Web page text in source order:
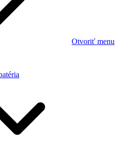
Otvoriť menu